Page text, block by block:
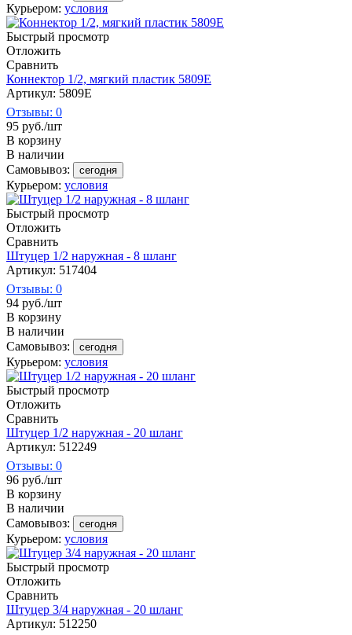
Курьером: условия
Быстрый просмотр
Отложить
Сравнить
Коннектор 1/2, мягкий пластик 5809Е
Артикул: 5809E
Отзывы: 0
95 руб./шт
В корзину
В наличии
Самовывоз:
сегодня
Курьером: условия
Быстрый просмотр
Отложить
Сравнить
Штуцер 1/2 наружная - 8 шланг
Артикул: 517404
Отзывы: 0
94 руб./шт
В корзину
В наличии
Самовывоз:
сегодня
Курьером: условия
Быстрый просмотр
Отложить
Сравнить
Штуцер 1/2 наружная - 20 шланг
Артикул: 512249
Отзывы: 0
96 руб./шт
В корзину
В наличии
Самовывоз:
сегодня
Курьером: условия
Быстрый просмотр
Отложить
Сравнить
Штуцер 3/4 наружная - 20 шланг
Артикул: 512250